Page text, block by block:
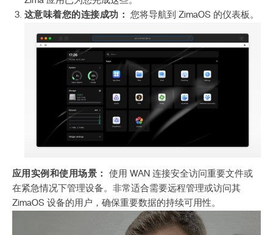
这意味着您的连接成功：
您将导航到 ZimaOS 的仪表板。
应用实例和使用场景：
使用 WAN 连接安全访问重要文件或
在紧急情况下管理设备。非常适合需要远程管理或访问其
ZimaOS 设备的用户，确保重要数据的持续可用性。